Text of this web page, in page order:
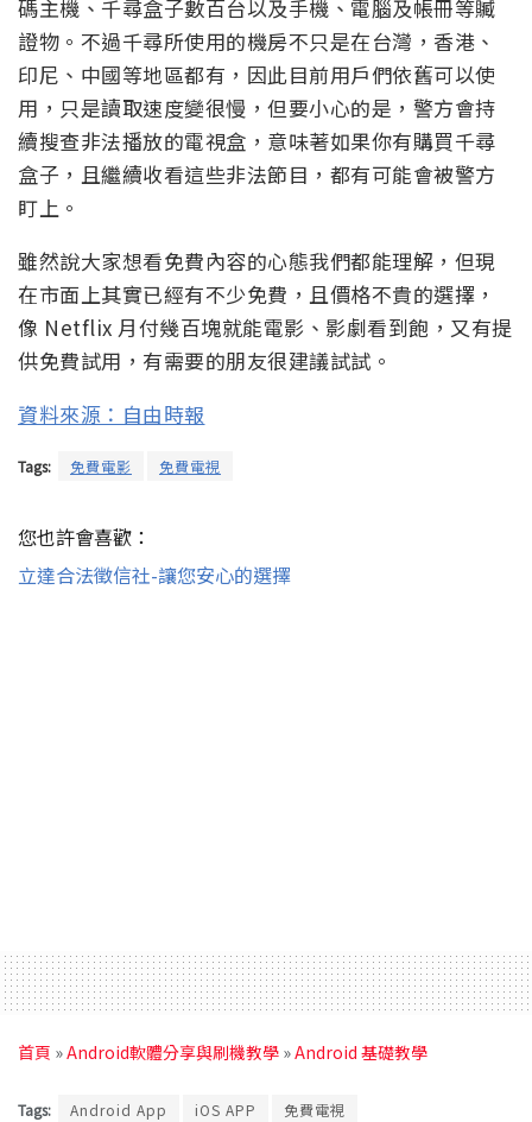
碼主機、千尋盒子數百台以及手機、電腦及帳冊等贓
證物。不過千尋所使用的機房不只是在台灣，香港、
印尼、中國等地區都有，因此目前用戶們依舊可以使
用，只是讀取速度變很慢，但要小心的是，警方會持
續搜查非法播放的電視盒，意味著如果你有購買千尋
盒子，且繼續收看這些非法節目，都有可能會被警方
盯上。
雖然說大家想看免費內容的心態我們都能理解，但現
在市面上其實已經有不少免費，且價格不貴的選擇，
像 Netflix 月付幾百塊就能電影、影劇看到飽，又有提
供免費試用，有需要的朋友很建議試試。
資料來源：自由時報
Tags: 免費電影 免費電視
您也許會喜歡：
立達合法徵信社-讓您安心的選擇
首頁 »Android軟體分享與刷機教學 »Android 基礎教學
Tags: Android App iOS APP 免費電視